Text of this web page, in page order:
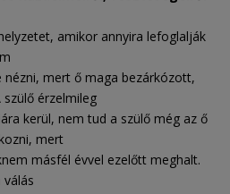
amikor annyira lefoglalják
nézni, mert ő maga bezárkózott,
érzelmileg
kerül, nem tud a szülő még az ő
mert
másfél évvel ezelőtt meghalt.